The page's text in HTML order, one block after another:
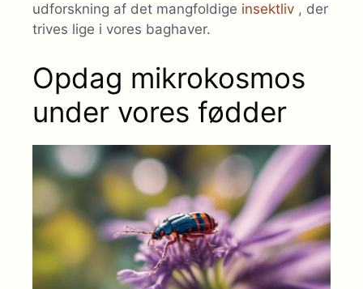
udforskning af det mangfoldige insektliv , der
trives lige i vores baghaver.
Opdag mikrokosmos
under vores fødder